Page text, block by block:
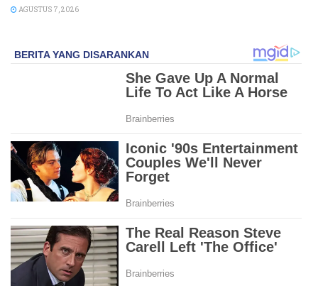
AGUSTUS 7, 2026